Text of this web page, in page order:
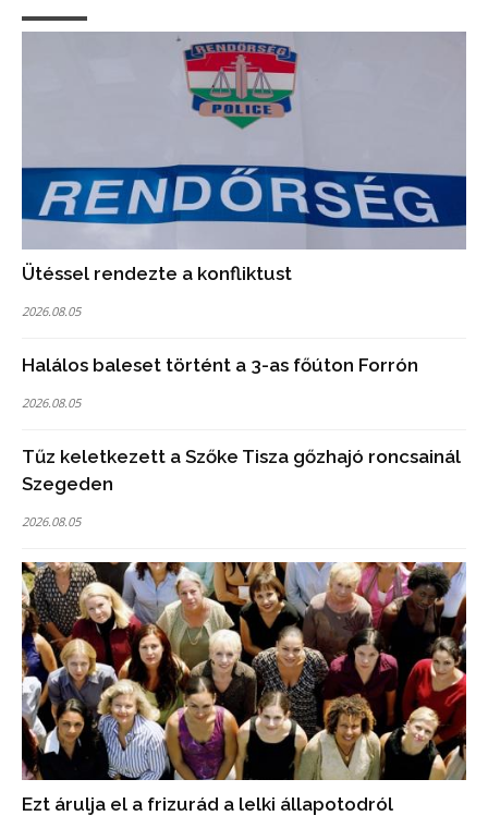
Ütéssel rendezte a konfliktust
2026.08.05
Halálos baleset történt a 3-as főúton Forrón
2026.08.05
Tűz keletkezett a Szőke Tisza gőzhajó roncsainál
Szegeden
2026.08.05
Ezt árulja el a frizurád a lelki állapotodról